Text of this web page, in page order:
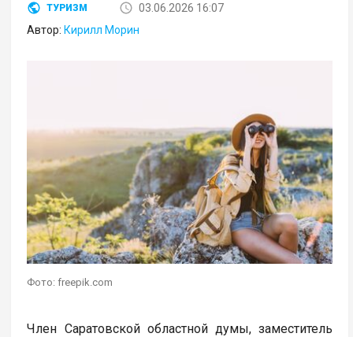
ТУРИЗМ
03.06.2026 16:07
Автор:Кирилл Морин
Фото: freepik.com
Член Саратовской областной думы, заместитель